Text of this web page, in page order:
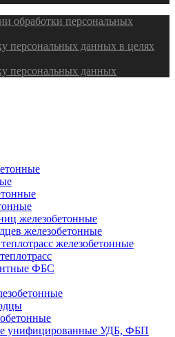
обработки персональных
персональных данных в целях
персональных данных
железобетонные
железобетонные
железобетонные
ФБС
унифицированные УДБ, ФБП